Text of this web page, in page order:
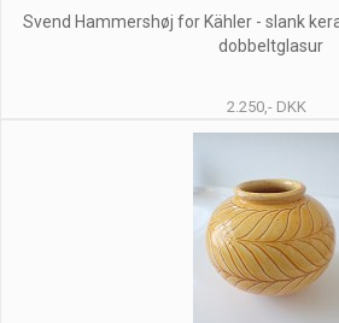
Svend Hammershøj for Kähler - slank
dobbeltglasur
2.250,- DKK